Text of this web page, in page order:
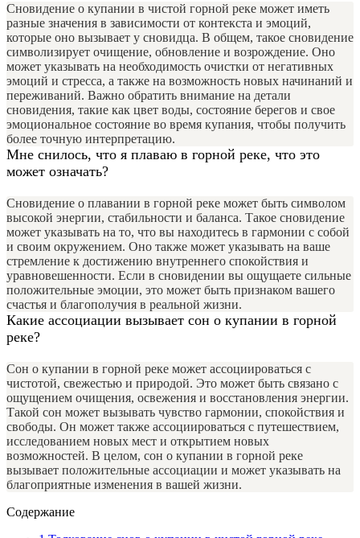
Сновидение о купании в чистой горной реке может иметь
разные значения в зависимости от контекста и эмоций,
которые оно вызывает у сновидца. В общем, такое сновидение
символизирует очищение, обновление и возрождение. Оно
может указывать на необходимость очистки от негативных
эмоций и стресса, а также на возможность новых начинаний и
переживаний. Важно обратить внимание на детали
сновидения, такие как цвет воды, состояние берегов и свое
эмоциональное состояние во время купания, чтобы получить
более точную интерпретацию.
Мне снилось, что я плаваю в горной реке, что это
может означать?
Сновидение о плавании в горной реке может быть символом
высокой энергии, стабильности и баланса. Такое сновидение
может указывать на то, что вы находитесь в гармонии с собой
и своим окружением. Оно также может указывать на ваше
стремление к достижению внутреннего спокойствия и
уравновешенности. Если в сновидении вы ощущаете сильные
положительные эмоции, это может быть признаком вашего
счастья и благополучия в реальной жизни.
Какие ассоциации вызывает сон о купании в горной
реке?
Сон о купании в горной реке может ассоциироваться с
чистотой, свежестью и природой. Это может быть связано с
ощущением очищения, освежения и восстановления энергии.
Такой сон может вызывать чувство гармонии, спокойствия и
свободы. Он может также ассоциироваться с путешествием,
исследованием новых мест и открытием новых
возможностей. В целом, сон о купании в горной реке
вызывает положительные ассоциации и может указывать на
благоприятные изменения в вашей жизни.
Содержание